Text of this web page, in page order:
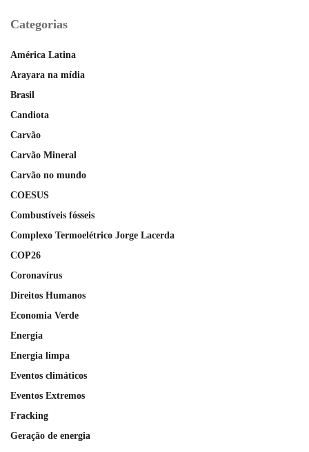
Categorias
América Latina
Arayara na mídia
Brasil
Candiota
Carvão
Carvão Mineral
Carvão no mundo
COESUS
Combustíveis fósseis
Complexo Termoelétrico Jorge Lacerda
COP26
Coronavírus
Direitos Humanos
Economia Verde
Energia
Energia limpa
Eventos climáticos
Eventos Extremos
Fracking
Geração de energia